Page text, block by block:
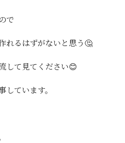
で
れるはずがないと思う🤔
して見てください😊
しています。